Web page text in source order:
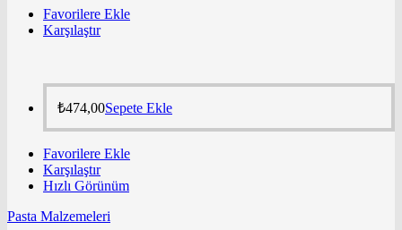
Favorilere Ekle
Karşılaştır
₺474,00Sepete Ekle
Favorilere Ekle
Karşılaştır
Hızlı Görünüm
Pasta Malzemeleri